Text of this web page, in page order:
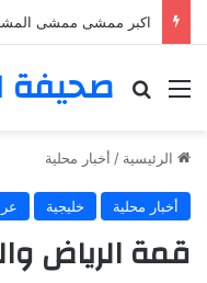
اكبر ممشى ممشى
صحيفة القائمة بحث عن
الرئيسية / أخبار محلية
أخبار محلية خليجية
قمة الرياض